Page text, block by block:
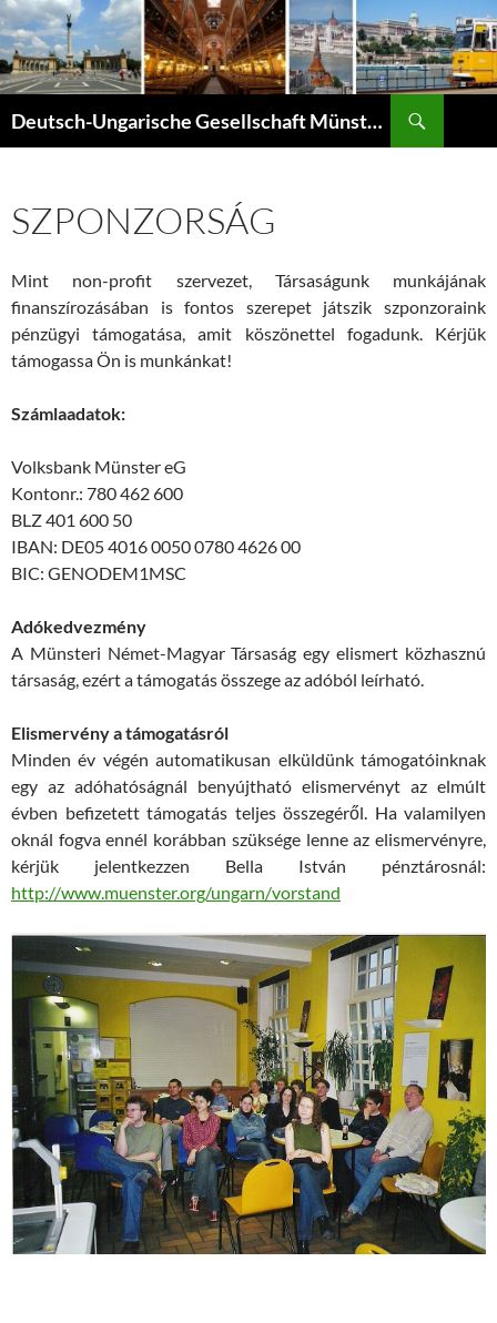
Zum
Inhalt
springen
Deutsch-Ungarische Gesellschaft Münster e.V.
SZPONZORSÁG
Mint non-profit szervezet, Társaságunk munkájának
finanszírozásában is fontos szerepet játszik szponzoraink
pénzügyi támogatása, amit köszönettel fogadunk. Kérjük
támogassa Ön is munkánkat!
Számlaadatok:
Volksbank Münster eG
Kontonr.: 780 462 600
BLZ 401 600 50
IBAN: DE05 4016 0050 0780 4626 00
BIC: GENODEM1MSC
Adókedvezmény
A Münsteri Német-Magyar Társaság egy elismert közhasznú
társaság, ezért a támogatás összege az adóból leírható.
Elismervény a támogatásról
Minden év végén automatikusan elküldünk támogatóinknak
egy az adóhatóságnál benyújtható elismervényt az elmúlt
évben befizetett támogatás teljes összegéről. Ha valamilyen
oknál fogva ennél korábban szüksége lenne az elismervényre,
kérjük jelentkezzen Bella István pénztárosnál:
http://www.muenster.org/ungarn/vorstand